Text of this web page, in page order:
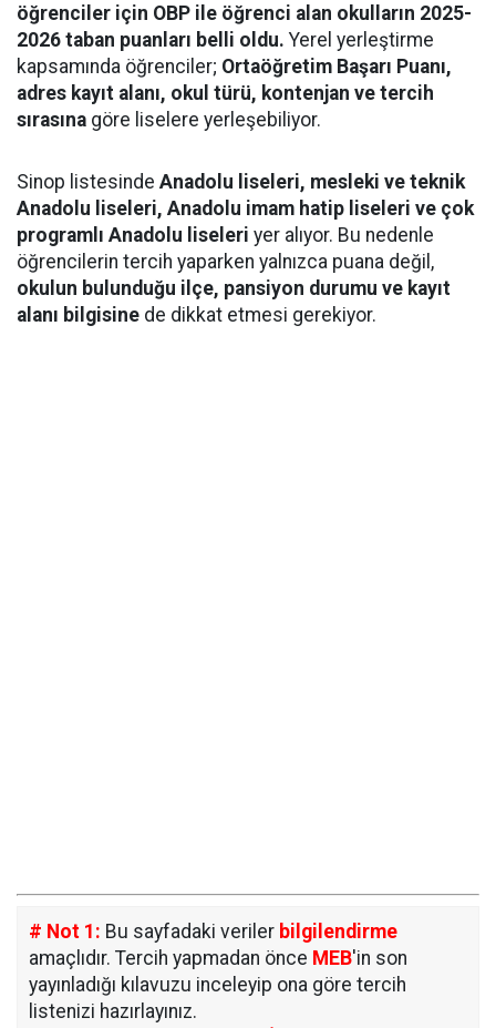
öğrenciler için OBP ile öğrenci alan okulların 2025-
2026 taban puanları belli oldu. Yerel yerleştirme
kapsamında öğrenciler; Ortaöğretim Başarı Puanı,
adres kayıt alanı, okul türü, kontenjan ve tercih
sırasına göre liselere yerleşebiliyor.
Sinop listesinde Anadolu liseleri, mesleki ve teknik
Anadolu liseleri, Anadolu imam hatip liseleri ve çok
programlı Anadolu liseleri yer alıyor. Bu nedenle
öğrencilerin tercih yaparken yalnızca puana değil,
okulun bulunduğu ilçe, pansiyon durumu ve kayıt
alanı bilgisine de dikkat etmesi gerekiyor.
# Not 1: Bu sayfadaki veriler bilgilendirme
amaçlıdır. Tercih yapmadan önce MEB'in son
yayınladığı kılavuzu inceleyip ona göre tercih
listenizi hazırlayınız.